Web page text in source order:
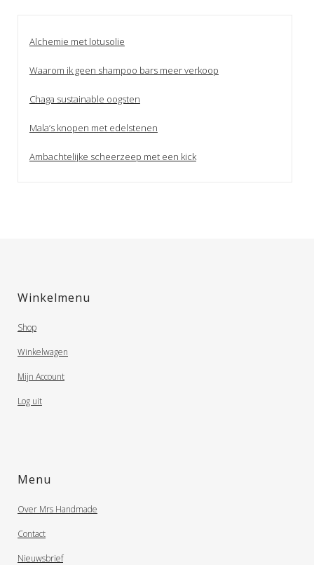
Alchemie met lotusolie
Waarom ik geen shampoo bars meer verkoop
Chaga sustainable oogsten
Mala’s knopen met edelstenen
Ambachtelijke scheerzeep met een kick
Winkelmenu
Shop
Winkelwagen
Mijn Account
Log uit
Menu
Over Mrs Handmade
Contact
Nieuwsbrief